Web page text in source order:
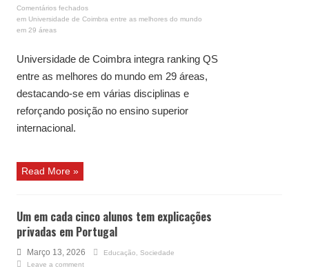
Comentários fechados
em Universidade de Coimbra entre as melhores do mundo
em 29 áreas
Universidade de Coimbra integra ranking QS
entre as melhores do mundo em 29 áreas,
destacando-se em várias disciplinas e
reforçando posição no ensino superior
internacional.
Read More »
Um em cada cinco alunos tem explicações
privadas em Portugal
Março 13, 2026 Educação
Sociedade
Leave a comment